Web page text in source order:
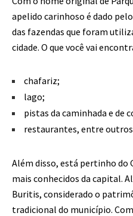
apelido carinhoso é dado
das fazendas que foram
cidade. O que você vai
chafariz;
lago;
pistas da caminhada e de
restaurantes, entre
Além disso, está pertinho do
mais conhecidos da capital.
Buritis, considerado o
tradicional do município.